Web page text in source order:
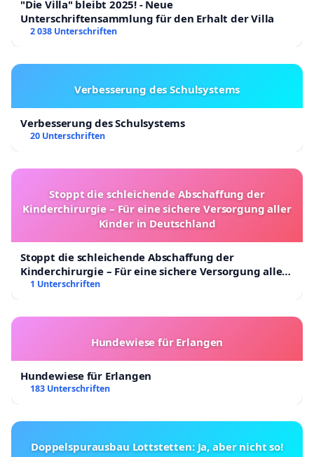
"Die Villa" bleibt 2025! - Neue
Unterschriftensammlung für den Erhalt der Villa
2 038 Unterschriften
Verbesserung des Schulsystems
Verbesserung des Schulsystems
20 Unterschriften
Stoppt die schleichende Abschaffung der
Kinderchirurgie – Für eine sichere Versorgung aller
Kinder in Deutschland
Stoppt die schleichende Abschaffung der
Kinderchirurgie – Für eine sichere Versorgung aller
Kinder in Deutschland
1 Unterschriften
Hundewiese für Erlangen
Hundewiese für Erlangen
183 Unterschriften
Doppelspurausbau Lottstetten: Ja, aber nicht so!